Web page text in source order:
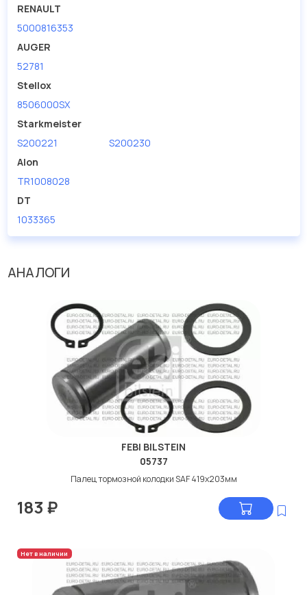
RENAULT
5000816353
AUGER
52781
Stellox
8506000SX
Starkmeister
S200221
S200230
Alon
TR1008028
DT
1033365
АНАЛОГИ
FEBI BILSTEIN
05737
Палец тормозной колодки SAF 419x203мм
183 ₽
Нет в наличии